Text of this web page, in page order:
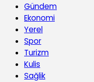
Gündem
Ekonomi
Yerel
Spor
Turizm
Kulis
Sağlik